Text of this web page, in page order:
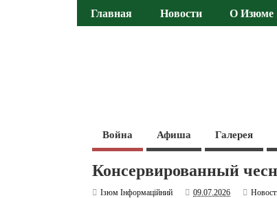
Главная Новости О Изюме
Война Афиша Галерея
Консервированный
Ізюм Інформаційний 09.07.2026